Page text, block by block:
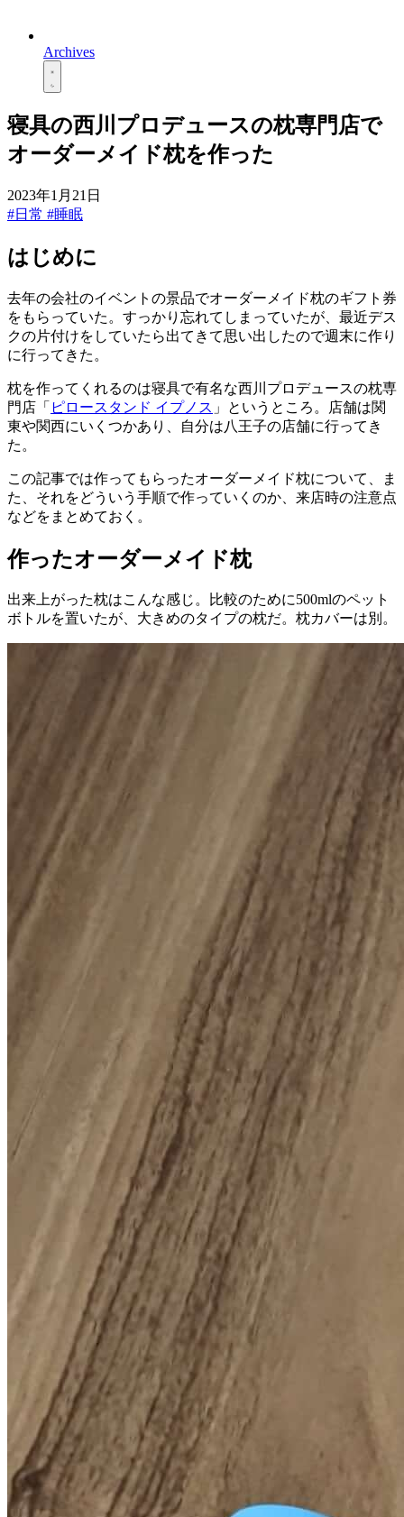
Archives
寝具の西川プロデュースの枕専門店で
オーダーメイド枕を作った
2023年1月21日
#日常 #睡眠
はじめに
去年の会社のイベントの景品でオーダーメイド枕のギフト券
をもらっていた。すっかり忘れてしまっていたが、最近デス
クの片付けをしていたら出てきて思い出したので週末に作り
に行ってきた。
枕を作ってくれるのは寝具で有名な西川プロデュースの枕専
門店「 ピロースタンド イプノス 」というところ。店舗は関
東や関西にいくつかあり、自分は八王子の店舗に行ってき
た。
この記事では作ってもらったオーダーメイド枕について、ま
た、それをどういう手順で作っていくのか、来店時の注意点
などをまとめておく。
作ったオーダーメイド枕
出来上がった枕はこんな感じ。比較のために500mlのペット
ボトルを置いたが、大きめのタイプの枕だ。枕カバーは別。